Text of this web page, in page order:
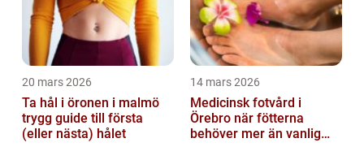
20 mars 2026
Ta hål i öronen i malmö
trygg guide till första
(eller nästa) hålet
14 mars 2026
Medicinsk fotvård i
Örebro när fötterna
behöver mer än vanlig